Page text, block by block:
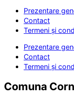
Prezentare
Contact
Termeni și
Prezentare
Contact
Termeni și
Comuna